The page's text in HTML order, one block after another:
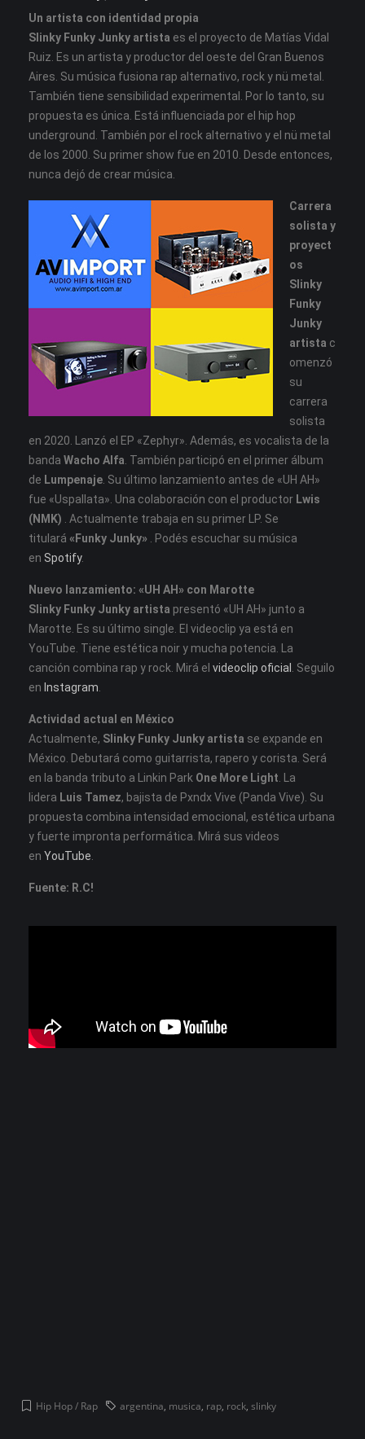
Un artista con identidad propia
Slinky Funky Junky artista es el proyecto de Matías Vidal
Ruiz. Es un artista y productor del oeste del Gran Buenos
Aires. Su música fusiona rap alternativo, rock y nü metal.
También tiene sensibilidad experimental. Por lo tanto, su
propuesta es única. Está influenciada por el hip hop
underground. También por el rock alternativo y el nü metal
de los 2000. Su primer show fue en 2010. Desde entonces,
nunca dejó de crear música.
Carrera
solista y
proyect
os
Slinky
Funky
Junky
artista c
omenzó
su
carrera
solista
en 2020. Lanzó el EP «Zephyr». Además, es vocalista de la
banda Wacho Alfa . También participó en el primer álbum
de Lumpenaje . Su último lanzamiento antes de «UH AH»
fue «Uspallata». Una colaboración con el productor Lwis
(NMK) . Actualmente trabaja en su primer LP. Se
titulará «Funky Junky» . Podés escuchar su música
en Spotify.
Nuevo lanzamiento: «UH AH» con Marotte
Slinky Funky Junky artista presentó «UH AH» junto a
Marotte. Es su último single. El videoclip ya está en
YouTube. Tiene estética noir y mucha potencia. La
canción combina rap y rock. Mirá el videoclip oficial
. Seguilo
en Instagram
Actividad actual en México
Actualmente, Slinky Funky Junky artista se expande en
México. Debutará como guitarrista, rapero y corista. Será
en la banda tributo a Linkin Park One More Light . La
lidera Luis Tamez, bajista de Pxndx Vive (Panda Vive). Su
propuesta combina intensidad emocional, estética urbana
y fuerte impronta performática. Mirá sus videos
en YouTube
Fuente: R.C!
Hip Hop / Rap argentina, musica, rap, rock, slinky